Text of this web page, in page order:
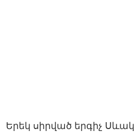
Երեկ սիրված երգիչ